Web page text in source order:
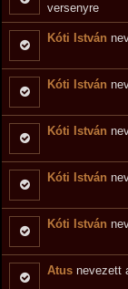
versenyre
Kóti István
Kóti István
Kóti István
Kóti István
Kóti István
Atus nevezett